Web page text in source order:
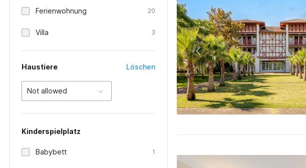
Ferienwohnung 20
Villa 3
Haustiere Löschen
Not allowed
Kinderspielplatz
Babybett 1